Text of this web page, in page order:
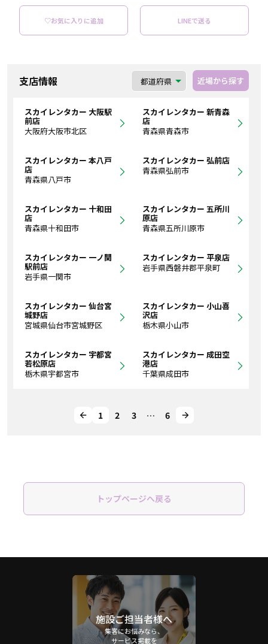
♡お気に入りに追加 LINEで送る
支店情報 近場から探す
スカイレンタカー 大阪駅
前店
大阪府大阪市北区
スカイレンタカー 新青森
店
青森県青森市
スカイレンタカー 本八戸
店
青森県八戸市
スカイレンタカー 弘前店
青森県弘前市
スカイレンタカー 十和田
店
青森県十和田市
スカイレンタカー 五所川
原店
青森県五所川原市
スカイレンタカー 一ノ関
駅前店
岩手県一関市
スカイレンタカー 平泉店
岩手県西磐井郡平泉町
スカイレンタカー 仙台宮
城野店
宮城県仙台市宮城野区
スカイレンタカー 小山喜
沢店
栃木県小山市
スカイレンタカー 宇都宮
若松原店
栃木県宇都宮市
スカイレンタカー 成田空
港店
千葉県成田市
1 2 3 … 6
トップページへ戻る
施設ご担当者様へ
集客にお悩みなら、
サービス掲載を